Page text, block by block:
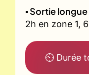
▪️ Sortie
2h en zone 1,
⏲ Durée